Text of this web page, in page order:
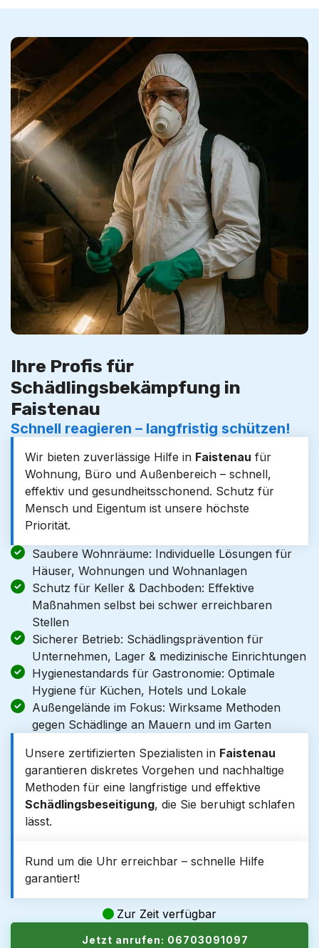
Ihre Profis für
Schädlingsbekämpfung in
Faistenau
Schnell reagieren – langfristig schützen!
Wir bieten zuverlässige Hilfe in Faistenau für
Wohnung, Büro und Außenbereich – schnell,
effektiv und gesundheitsschonend. Schutz für
Mensch und Eigentum ist unsere höchste
Priorität.
Saubere Wohnräume: Individuelle Lösungen für
Häuser, Wohnungen und Wohnanlagen
Schutz für Keller & Dachboden: Effektive
Maßnahmen selbst bei schwer erreichbaren
Stellen
Sicherer Betrieb: Schädlingsprävention für
Unternehmen, Lager & medizinische Einrichtungen
Hygienestandards für Gastronomie: Optimale
Hygiene für Küchen, Hotels und Lokale
Außengelände im Fokus: Wirksame Methoden
gegen Schädlinge an Mauern und im Garten
Unsere zertifizierten Spezialisten in Faistenau
garantieren diskretes Vorgehen und nachhaltige
Methoden für eine langfristige und effektive
Schädlingsbeseitigung, die Sie beruhigt schlafen
lässt.
Rund um die Uhr erreichbar – schnelle Hilfe
garantiert!
Zur Zeit verfügbar
Jetzt anrufen: 06703091097